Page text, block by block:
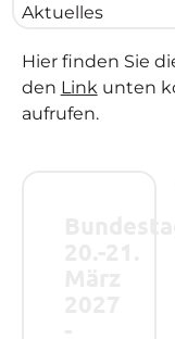
Aktuelles
Hier finden Sie
den Link unten
aufrufen.